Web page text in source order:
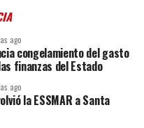
ago
congelamiento del gasto
finanzas del Estado
ago
la ESSMAR a Santa